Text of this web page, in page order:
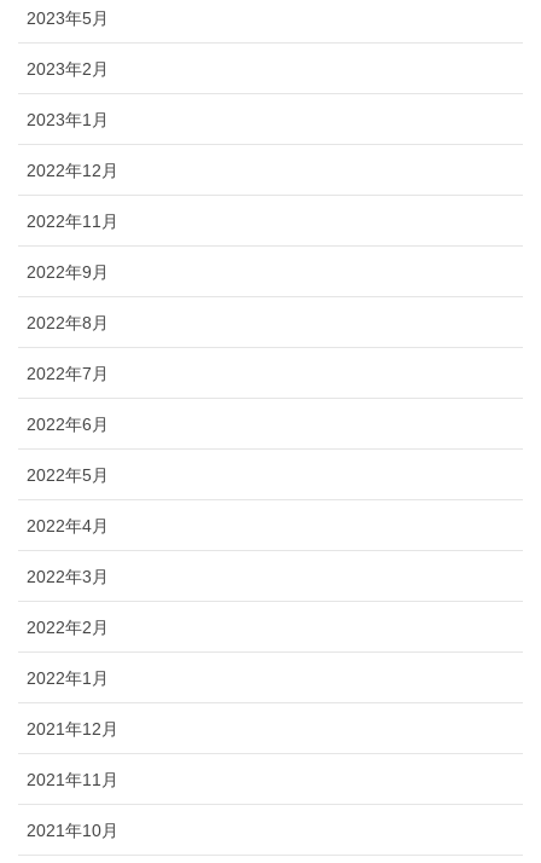
2023年5月
2023年2月
2023年1月
2022年12月
2022年11月
2022年9月
2022年8月
2022年7月
2022年6月
2022年5月
2022年4月
2022年3月
2022年2月
2022年1月
2021年12月
2021年11月
2021年10月